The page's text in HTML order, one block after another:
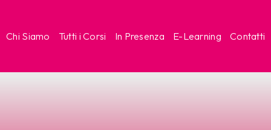
Chi Siamo Tutti i Corsi In Presenza E-Learning Contatti